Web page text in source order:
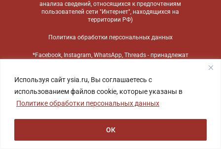
Используя сайт ysia.ru, Вы соглашаетесь с
использованием файлов cookie, которые указаны в
Политике обработки персональных данных
ОК
анализа сведений, относящихся к предпочтениям
пользователей сети "Интернет", находящихся на
территории РФ)
Политика обработки персональных данных
*Facebook, Instagram, WhatsApp, Threads - принадлежат